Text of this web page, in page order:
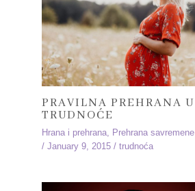
PRAVILNA PREHRANA
TRUDNOĆE
Hrana i prehrana, Prehrana
/January 9, 2015/trudnoća